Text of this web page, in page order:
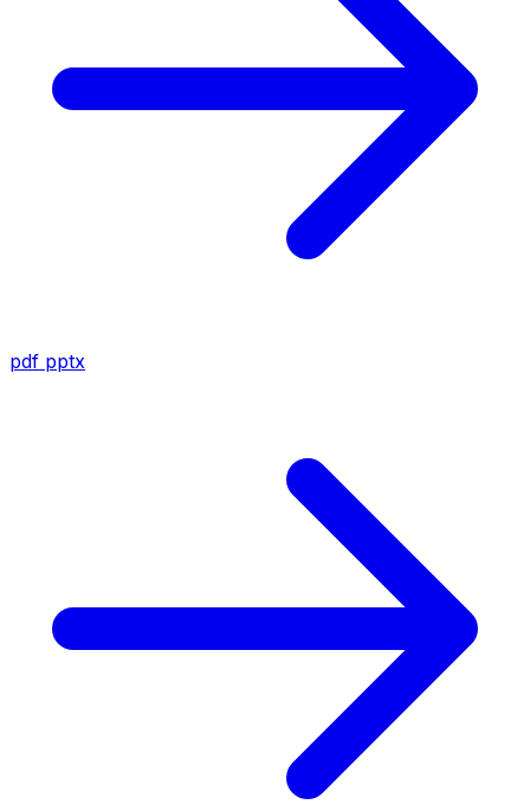
pdf pptx